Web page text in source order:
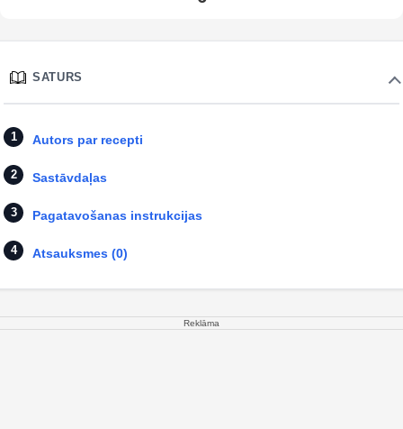
SATURS
Autors par recepti
Sastāvdaļas
Pagatavošanas instrukcijas
Atsauksmes (0)
Reklāma